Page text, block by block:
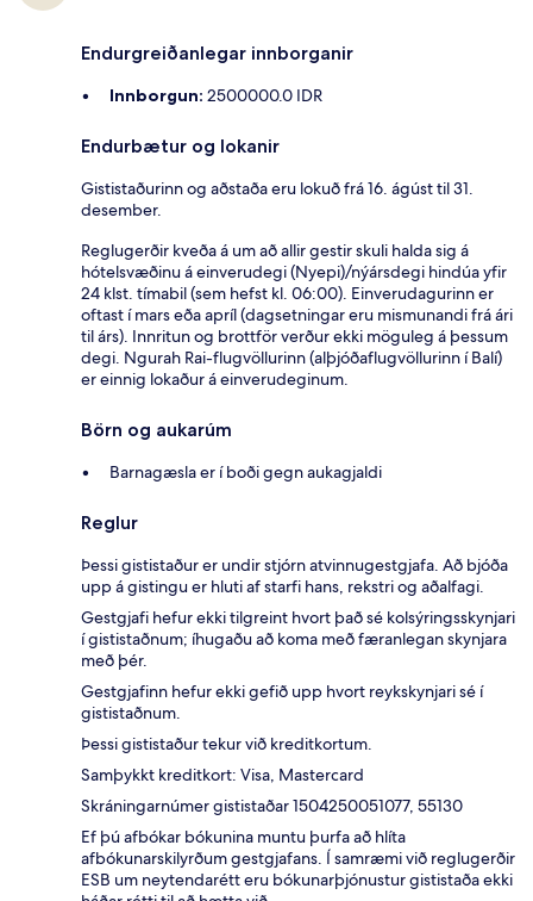
Endurgreiðanlegar innborganir
Innborgun: 2500000.0 IDR
Endurbætur og lokanir
Gististaðurinn og aðstaða eru lokuð frá 16. ágúst til 31.
desember.
Reglugerðir kveða á um að allir gestir skuli halda sig á
hótelsvæðinu á einverudegi (Nyepi)/nýársdegi hindúa yfir
24 klst. tímabil (sem hefst kl. 06:00). Einverudagurinn er
oftast í mars eða apríl (dagsetningar eru mismunandi frá ári
til árs). Innritun og brottför verður ekki möguleg á þessum
degi. Ngurah Rai-flugvöllurinn (alþjóðaflugvöllurinn í Balí)
er einnig lokaður á einverudeginum.
Börn og aukarúm
Barnagæsla er í boði gegn aukagjaldi
Reglur
Þessi gististaður er undir stjórn atvinnugestgjafa. Að bjóða
upp á gistingu er hluti af starfi hans, rekstri og aðalfagi.
Gestgjafi hefur ekki tilgreint hvort það sé kolsýringsskynjari
í gististaðnum; íhugaðu að koma með færanlegan skynjara
með þér.
Gestgjafinn hefur ekki gefið upp hvort reykskynjari sé í
gististaðnum.
Þessi gististaður tekur við kreditkortum.
Samþykkt kreditkort: Visa, Mastercard
Skráningarnúmer gististaðar 1504250051077, 55130
Ef þú afbókar bókunina muntu þurfa að hlíta
afbókunarskilyrðum gestgjafans. Í samræmi við reglugerðir
ESB um neytendarétt eru bókunarþjónustur gististaða ekki